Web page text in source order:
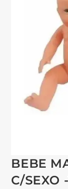
BEBE
C/SEXO